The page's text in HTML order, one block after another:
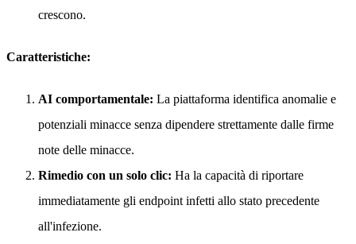
crescono.
Caratteristiche:
AI comportamentale: La piattaforma identifica anomalie e
potenziali minacce senza dipendere strettamente dalle firme
note delle minacce.
Rimedio con un solo clic: Ha la capacità di riportare
immediatamente gli endpoint infetti allo stato precedente
all'infezione.